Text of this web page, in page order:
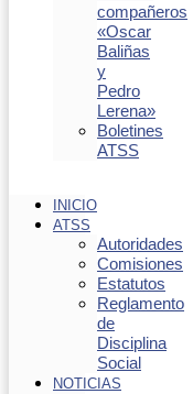
compañeros
«Oscar
Baliñas
y
Pedro
Lerena»
Boletines
ATSS
INICIO
ATSS
Autoridades
Comisiones
Estatutos
Reglamento
de
Disciplina
Social
NOTICIAS